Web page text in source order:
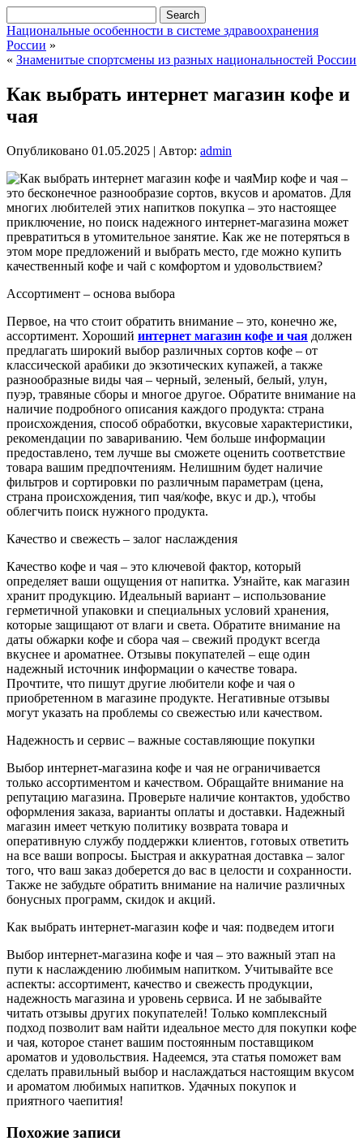
Национальные особенности в системе здравоохранения
России »
« Знаменитые спортсмены из разных национальностей России
Как выбрать интернет магазин кофе и
чая
Опубликовано 01.05.2025 | Автор: admin
Мир кофе и чая –
это бесконечное разнообразие сортов, вкусов и ароматов. Для
многих любителей этих напитков покупка – это настоящее
приключение, но поиск надежного интернет-магазина может
превратиться в утомительное занятие. Как же не потеряться в
этом море предложений и выбрать место, где можно купить
качественный кофе и чай с комфортом и удовольствием?
Ассортимент – основа выбора
Первое, на что стоит обратить внимание – это, конечно же,
ассортимент. Хороший интернет магазин кофе и чая должен
предлагать широкий выбор различных сортов кофе – от
классической арабики до экзотических купажей, а также
разнообразные виды чая – черный, зеленый, белый, улун,
пуэр, травяные сборы и многое другое. Обратите внимание на
наличие подробного описания каждого продукта: страна
происхождения, способ обработки, вкусовые характеристики,
рекомендации по завариванию. Чем больше информации
предоставлено, тем лучше вы сможете оценить соответствие
товара вашим предпочтениям. Нелишним будет наличие
фильтров и сортировки по различным параметрам (цена,
страна происхождения, тип чая/кофе, вкус и др.), чтобы
облегчить поиск нужного продукта.
Качество и свежесть – залог наслаждения
Качество кофе и чая – это ключевой фактор, который
определяет ваши ощущения от напитка. Узнайте, как магазин
хранит продукцию. Идеальный вариант – использование
герметичной упаковки и специальных условий хранения,
которые защищают от влаги и света. Обратите внимание на
даты обжарки кофе и сбора чая – свежий продукт всегда
вкуснее и ароматнее. Отзывы покупателей – еще один
надежный источник информации о качестве товара.
Прочтите, что пишут другие любители кофе и чая о
приобретенном в магазине продукте. Негативные отзывы
могут указать на проблемы со свежестью или качеством.
Надежность и сервис – важные составляющие покупки
Выбор интернет-магазина кофе и чая не ограничивается
только ассортиментом и качеством. Обращайте внимание на
репутацию магазина. Проверьте наличие контактов, удобство
оформления заказа, варианты оплаты и доставки. Надежный
магазин имеет четкую политику возврата товара и
оперативную службу поддержки клиентов, готовых ответить
на все ваши вопросы. Быстрая и аккуратная доставка – залог
того, что ваш заказ доберется до вас в целости и сохранности.
Также не забудьте обратить внимание на наличие различных
бонусных программ, скидок и акций.
Как выбрать интернет-магазин кофе и чая: подведем итоги
Выбор интернет-магазина кофе и чая – это важный этап на
пути к наслаждению любимым напитком. Учитывайте все
аспекты: ассортимент, качество и свежесть продукции,
надежность магазина и уровень сервиса. И не забывайте
читать отзывы других покупателей! Только комплексный
подход позволит вам найти идеальное место для покупки кофе
и чая, которое станет вашим постоянным поставщиком
ароматов и удовольствия. Надеемся, эта статья поможет вам
сделать правильный выбор и наслаждаться настоящим вкусом
и ароматом любимых напитков. Удачных покупок и
приятного чаепития!
Похожие записи